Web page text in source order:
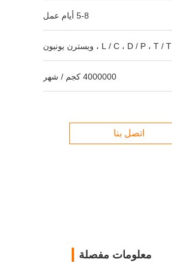
5-8 أيام عمل
L / C ، D / P ، T / T ، ويسترن يونيون
4000000 كجم / شهر
اتصل بنا
معلومات مفصلة